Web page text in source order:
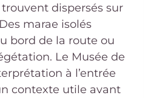
trouvent dispersés sur
marae isolés
bord de la route ou
Le Musée de
à l’entrée
contexte utile avant